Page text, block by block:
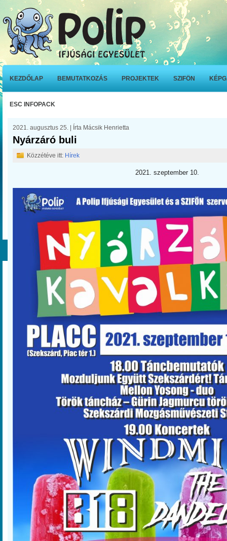
KEZDŐLAP BEMUTATKOZÁS PROJEKTEK SZIFÖN
ESC INFOPACK
2021. augusztus 25. | Írta Mácsik Henrietta
Nyárzáró buli
Közzétéve itt: Hírek
2021. szeptember 10.